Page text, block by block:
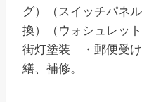
グ）（スイッチパネ
換）（ウォシュレッ
街灯塗装 ・郵便受
繕、補修。